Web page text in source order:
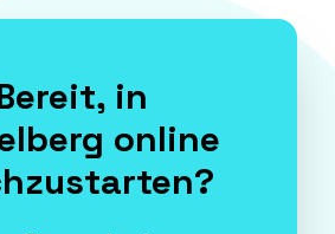
in
online